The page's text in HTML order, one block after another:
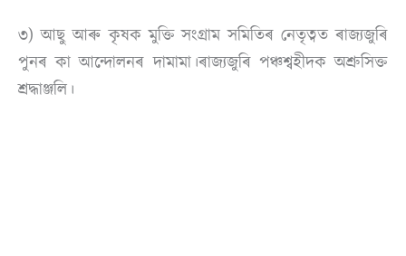
৩) আছু আৰু কৃষক মুক্তি সংগ্ৰাম সমিতিৰ নেতৃত্বত ৰাজ্যজুৰি
পুনৰ কা আন্দোলনৰ দামামা।ৰাজ্যজুৰি পঞ্চশ্বহীদক অশ্ৰুসিক্ত
শ্ৰদ্ধাঞ্জলি।